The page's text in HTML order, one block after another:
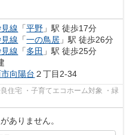
線 「平野 」駅 徒歩17分
線 「一の鳥居 」駅 徒歩26分
線 「多田 」駅 徒歩25分
市向陽台 ２丁目2-34
住宅 ・子育てエコホーム対象 ・緑
ありません。